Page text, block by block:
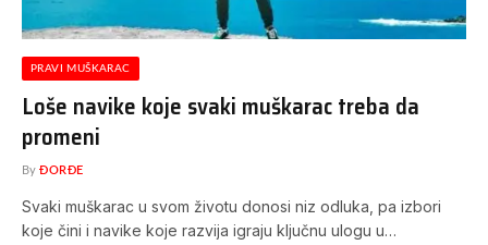
PRAVI MUŠKARAC
Loše navike koje svaki muškarac treba da
promeni
By ĐORĐE
Svaki muškarac u svom životu donosi niz odluka, pa izbori
koje čini i navike koje razvija igraju ključnu ulogu u…